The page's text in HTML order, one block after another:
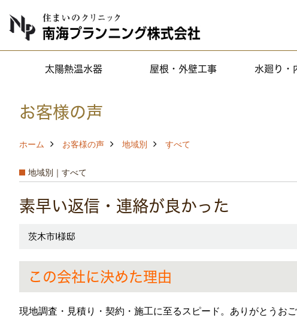
太陽熱温水器 屋根・外壁工事 水廻り・
お客様の声
ホーム お客様の声 地域別 すべて
地域別｜すべて
素早い返信・連絡が良かった
茨木市I様邸
この会社に決めた理由
現地調査・見積り・契約・施工に至るスピード。ありがとうおご